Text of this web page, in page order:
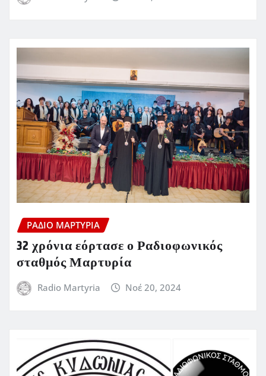
ΡΆΔΙΟ ΜΑΡΤΥΡΊΑ
32 χρόνια εόρτασε ο Ραδιοφωνικός
σταθμός Μαρτυρία
Radio Martyria Νοέ 20, 2024